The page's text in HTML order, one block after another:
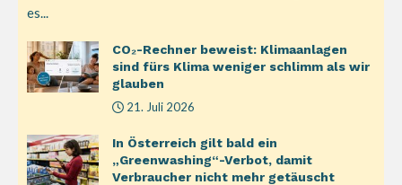
es...
CO₂-Rechner beweist: Klimaanlagen
sind fürs Klima weniger schlimm als wir
glauben
21. Juli 2026
In Österreich gilt bald ein
„Greenwashing“-Verbot, damit
Verbraucher nicht mehr getäuscht